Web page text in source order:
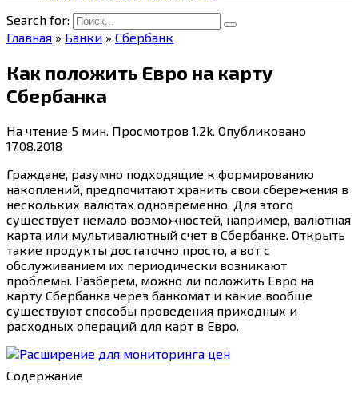
Search for:
Главная » Банки » Сбербанк
Как положить Евро на карту
Сбербанка
На чтение 5 мин. Просмотров 1.2k. Опубликовано
17.08.2018
Граждане, разумно подходящие к формированию
накоплений, предпочитают хранить свои сбережения в
нескольких валютах одновременно. Для этого
существует немало возможностей, например, валютная
карта или мультивалютный счет в Сбербанке. Открыть
такие продукты достаточно просто, а вот с
обслуживанием их периодически возникают
проблемы. Разберем, можно ли положить Евро на
карту Сбербанка через банкомат и какие вообще
существуют способы проведения приходных и
расходных операций для карт в Евро.
Содержание